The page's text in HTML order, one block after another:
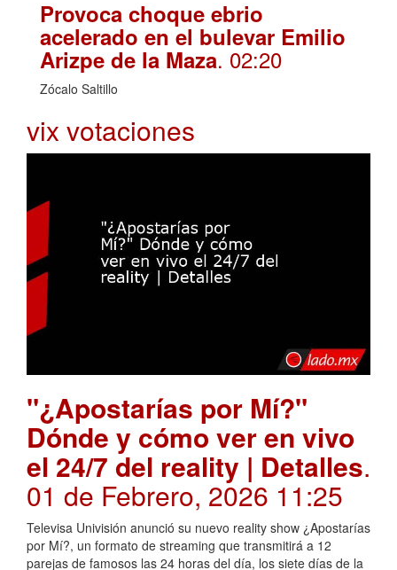
Provoca choque ebrio
acelerado en el bulevar Emilio
Arizpe de la Maza. 02:20
Zócalo Saltillo
vix votaciones
"¿Apostarías por Mí?"
Dónde y cómo ver en vivo
el 24/7 del reality | Detalles.
01 de Febrero, 2026 11:25
Televisa Univisión anunció su nuevo reality show ¿Apostarías
por Mí?, un formato de streaming que transmitirá a 12
parejas de famosos las 24 horas del día, los siete días de la